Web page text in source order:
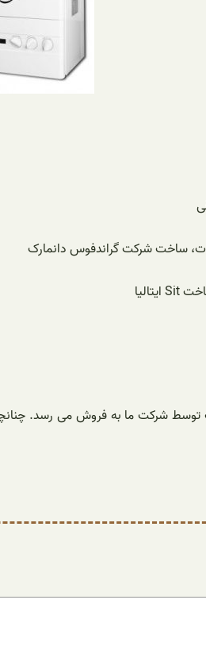
توسط شرکت ما به فروش می رسد.